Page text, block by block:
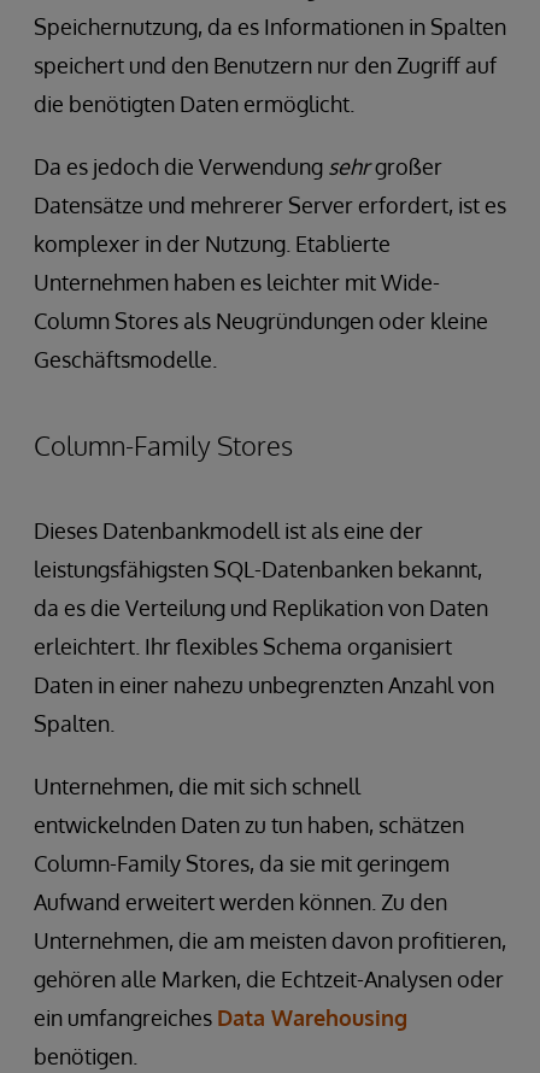
Speichernutzung, da es Informationen in Spalten
speichert und den Benutzern nur den Zugriff auf
die benötigten Daten ermöglicht.
Da es jedoch die Verwendung sehrgroßer
Datensätze und mehrerer Server erfordert, ist es
komplexer in der Nutzung. Etablierte
Unternehmen haben es leichter mit Wide-
Column Stores als Neugründungen oder kleine
Geschäftsmodelle.
Column-Family Stores
Dieses Datenbankmodell ist als eine der
leistungsfähigsten SQL-Datenbanken bekannt,
da es die Verteilung und Replikation von Daten
erleichtert. Ihr flexibles Schema organisiert
Daten in einer nahezu unbegrenzten Anzahl von
Spalten.
Unternehmen, die mit sich schnell
entwickelnden Daten zu tun haben, schätzen
Column-Family Stores, da sie mit geringem
Aufwand erweitert werden können. Zu den
Unternehmen, die am meisten davon profitieren,
gehören alle Marken, die Echtzeit-Analysen oder
ein umfangreiches Data Warehousing
benötigen.